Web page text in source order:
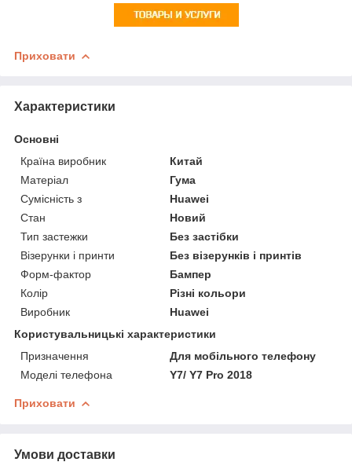
Приховати
Характеристики
Основні
Країна виробник
Китай
Матеріал
Гума
Сумісність з
Huawei
Стан
Новий
Тип застежки
Без застібки
Візерунки і принти
Без візерунків і принтів
Форм-фактор
Бампер
Колір
Різні кольори
Виробник
Huawei
Користувальницькі характеристики
Призначення
Для мобільного телефону
Моделі телефона
Y7/ Y7 Pro 2018
Приховати
Умови доставки